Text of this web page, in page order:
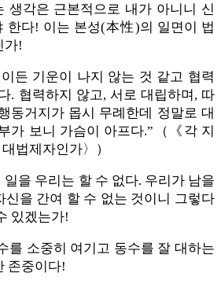
생각은 근본적으로 내가 아니니 신
한다! 이는 본성(本性)의 일면이 법
가!
든 기운이 나지 않는 것 같고 협력
. 협력하지 않고, 서로 대립하며, 따
동거지가 몹시 무례한데 정말로 대
가 보니 가슴이 아프다.”（《각 지
법제자인가〉）
을 우리는 할 수 없다. 우리가 남을
신을 간여 할 수 없는 것이니 그렇다
있겠는가!
를 소중히 여기고 동수를 잘 대하는
존중이다!